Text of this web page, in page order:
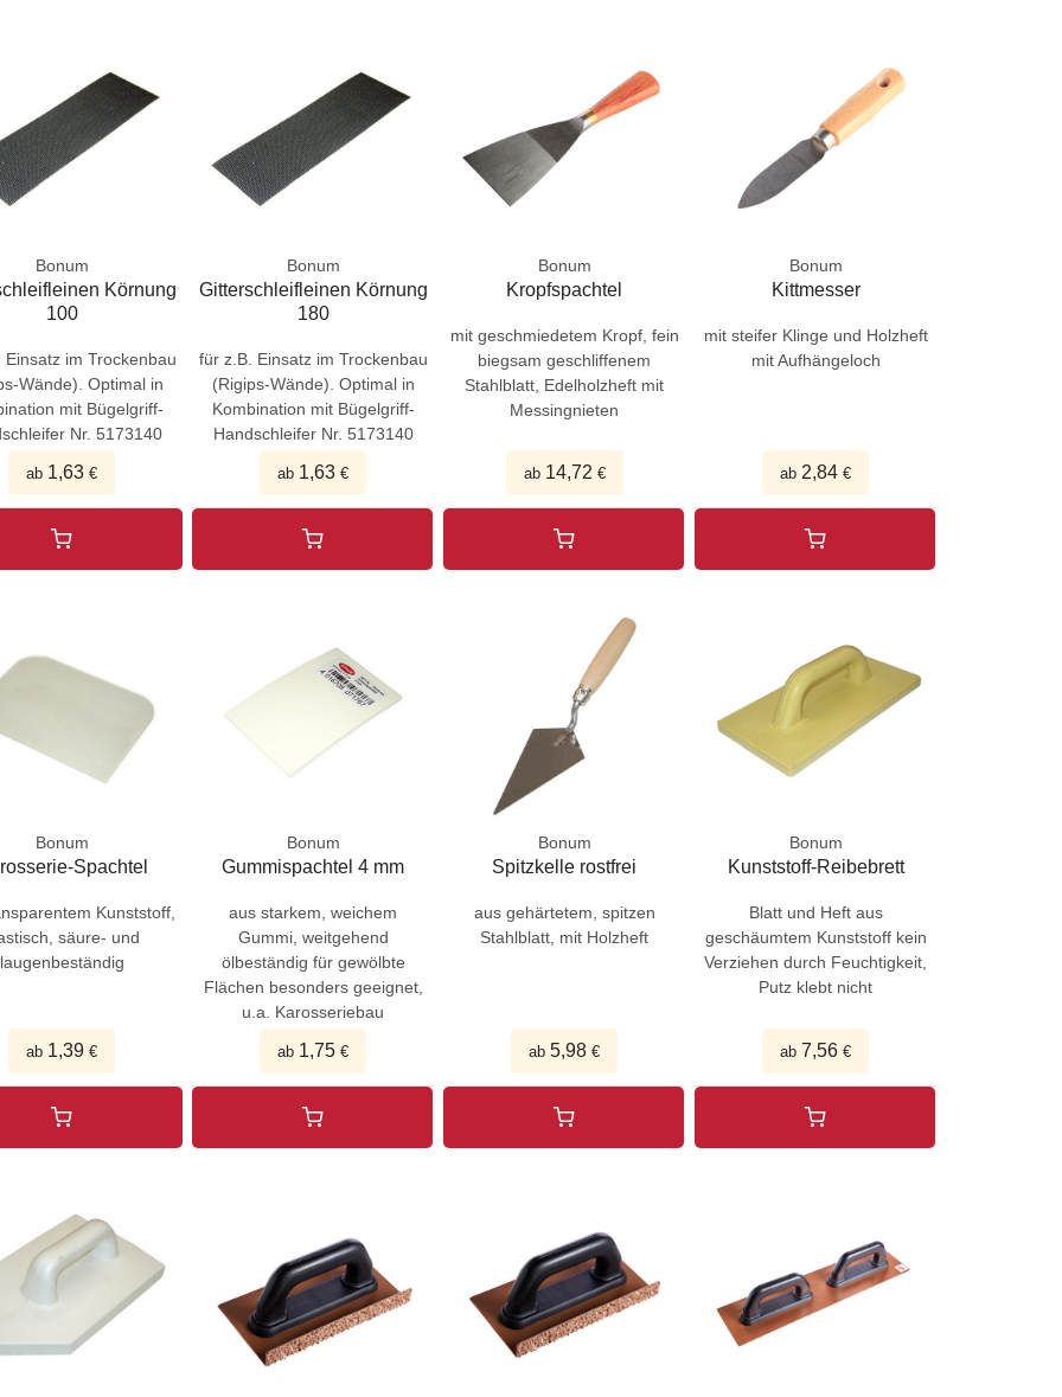
Bonum
Körnung
100
Einsatz im Trockenbau
Wände). Optimal in
mit Bügelgriff-
Nr. 5173140
ab 1,63 €
Bonum
Gitterschleifleinen Körnung
180
für z.B. Einsatz im Trockenbau
(Rigips-Wände). Optimal in
Kombination mit Bügelgriff-
Handschleifer Nr. 5173140
ab 1,63 €
Bonum
Kropfspachtel
mit geschmiedetem Kropf, fein
biegsam geschliffenem
Stahlblatt, Edelholzheft mit
Messingnieten
ab 14,72 €
Bonum
Kittmesser
mit steifer Klinge und Holzheft
mit Aufhängeloch
ab 2,84 €
Bonum
Spachtel
Kunststoff,
säure- und
laugenbeständig
ab 1,39 €
Bonum
Gummispachtel 4 mm
aus starkem, weichem
Gummi, weitgehend
ölbeständig für gewölbte
Flächen besonders geeignet,
u.a. Karosseriebau
ab 1,75 €
Bonum
Spitzkelle rostfrei
aus gehärtetem, spitzen
Stahlblatt, mit Holzheft
ab5,98 €
Bonum
Kunststoff-Reibebrett
Blatt und Heft aus
geschäumtem Kunststoff kein
Verziehen durch Feuchtigkeit,
Putz klebt nicht
ab 7,56 €